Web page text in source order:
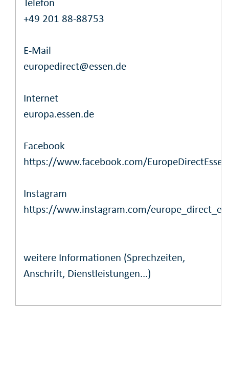
Telefon
+49 201 88-88753
E-Mail
europedirect@essen.de
Internet
europa.essen.de
Facebook
https://www.facebook.com/
Instagram
https://www.instagram.com/
weitere Informationen (Sprechzeiten,
Anschrift, Dienstleistungen...)